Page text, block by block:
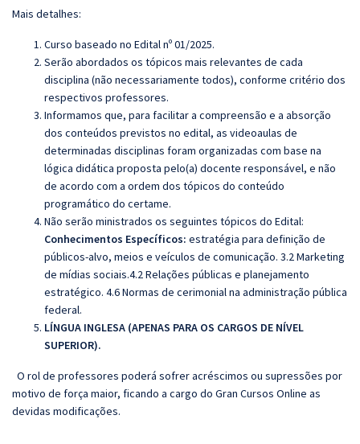
Mais detalhes:
Curso baseado no Edital nº 01/2025.
Serão abordados os tópicos mais relevantes de cada
disciplina (não necessariamente todos), conforme critério dos
respectivos professores.
Informamos que, para facilitar a compreensão e a absorção
dos conteúdos previstos no edital, as videoaulas de
determinadas disciplinas foram organizadas com base na
lógica didática proposta pelo(a) docente responsável, e não
de acordo com a ordem dos tópicos do conteúdo
programático do certame.
Não serão ministrados os seguintes tópicos do Edital:
Conhecimentos Específicos: estratégia para definição de
públicos-alvo, meios e veículos de comunicação. 3.2 Marketing
de mídias sociais.4.2 Relações públicas e planejamento
estratégico. 4.6 Normas de cerimonial na administração pública
federal.
LÍNGUA INGLESA (APENAS PARA OS CARGOS DE NÍVEL
SUPERIOR).
O rol de professores poderá sofrer acréscimos ou supressões por
motivo de força maior, ficando a cargo do Gran Cursos Online as
devidas modificações.